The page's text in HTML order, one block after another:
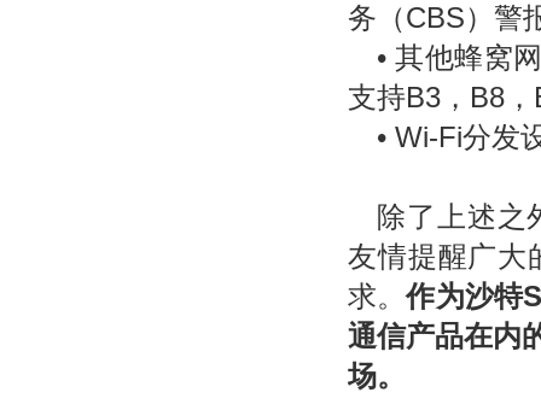
务（CBS）警
• 其他蜂窝
支持B3，B8
• Wi-Fi分发
除了上述之
友情提醒广大
求。作为沙特
通信产品在内
场。